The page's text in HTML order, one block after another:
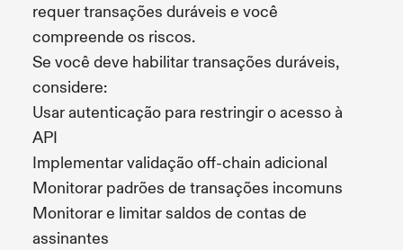
requer transações duráveis e você
compreende os riscos.
Se você deve habilitar transações duráveis,
considere:
Usar autenticação para restringir o acesso à
API
Implementar validação off-chain adicional
Monitorar padrões de transações incomuns
Monitorar e limitar saldos de contas de
assinantes